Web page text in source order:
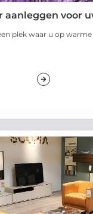
aanleggen voor
plek waar u op warme